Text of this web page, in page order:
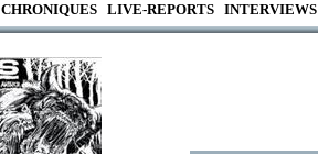
CHRONIQUES LIVE-REPORTS INTERVIEWS